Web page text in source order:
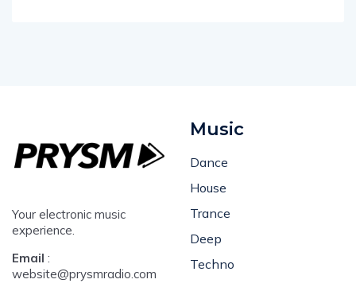
Your electronic music
experience.
Email :
website@prysmradio.com
Music
Dance
House
Trance
Deep
Techno